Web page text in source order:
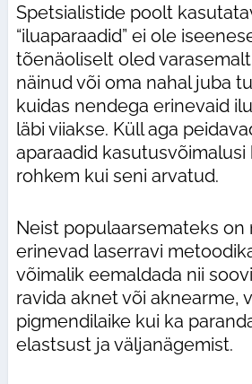
Spetsialistide poolt
“iluaparaadid” ei ole
tõenäoliselt oled
näinud või oma nahal juba
kuidas nendega erinevaid
läbi viiakse. Küll aga
aparaadid kasutusvõimalusi
rohkem kui seni arvatud.
Neist populaarsemateks on
erinevad laserravi
võimalik eemaldada nii
ravida aknet või aknearme,
pigmendilaike kui ka
elastsust ja väljanägemist.